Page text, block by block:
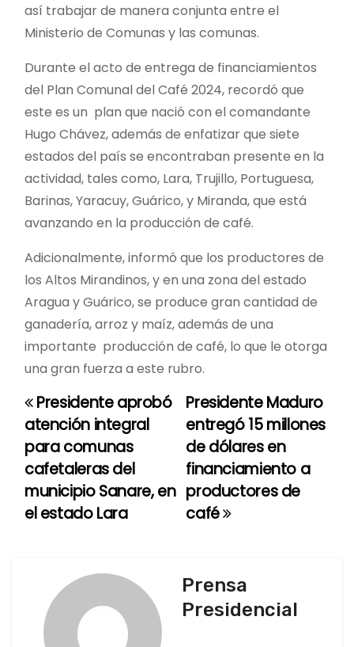
así trabajar de manera conjunta entre el
Ministerio de Comunas y las comunas.
Durante el acto de entrega de financiamientos
del Plan Comunal del Café 2024, recordó que
este es un plan que nació con el comandante
Hugo Chávez, además de enfatizar que siete
estados del país se encontraban presente en la
actividad, tales como, Lara, Trujillo, Portuguesa,
Barinas, Yaracuy, Guárico, y Miranda, que está
avanzando en la producción de café.
Adicionalmente, informó que los productores de
los Altos Mirandinos, y en una zona del estado
Aragua y Guárico, se produce gran cantidad de
ganadería, arroz y maíz, además de una
importante producción de café, lo que le otorga
una gran fuerza a este rubro.
N
a
v
e
Presidente Maduro
entregó 15 millones
de dólares en
financiamiento a
productores de
café
Presidente aprobó
atención integral
para comunas
cafetaleras del
municipio Sanare, en
el estado Lara
Prensa
Presidencial